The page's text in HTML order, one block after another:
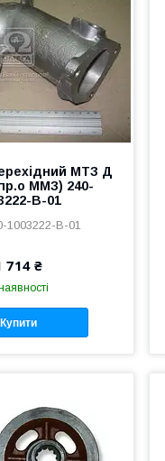
МТЗ Д
ММЗ) 240-
В-01
1003222-В-01
714 ₴
Купити